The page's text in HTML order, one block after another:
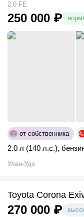
2.0 FE
250 000 ₽
от собственника
2.0 л (140 л.с.),
Улан-Удэ
Toyota Corona
270 000 ₽